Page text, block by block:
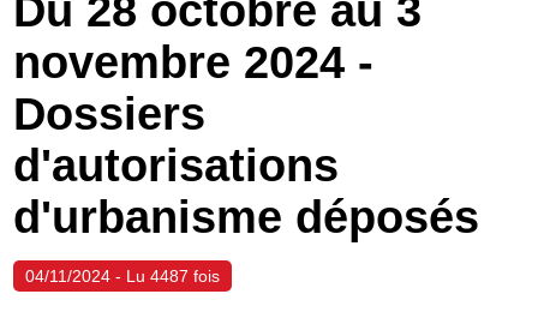
Economie
Services
Contacts
Du 28 octobre au 3
novembre 2024 -
Dossiers
d'autorisations
d'urbanisme déposés
04/11/2024 - Lu 4487 fois